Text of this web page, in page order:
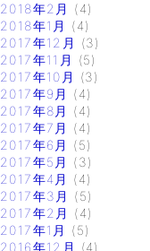
2018年2月
(4)
2018年1月
(4)
2017年12月
(3)
2017年11月
(5)
2017年10月
(3)
2017年9月
(4)
2017年8月
(4)
2017年7月
(4)
2017年6月
(5)
2017年5月
(3)
2017年4月
(4)
2017年3月
(5)
2017年2月
(4)
2017年1月
(5)
2016年12月
(4)